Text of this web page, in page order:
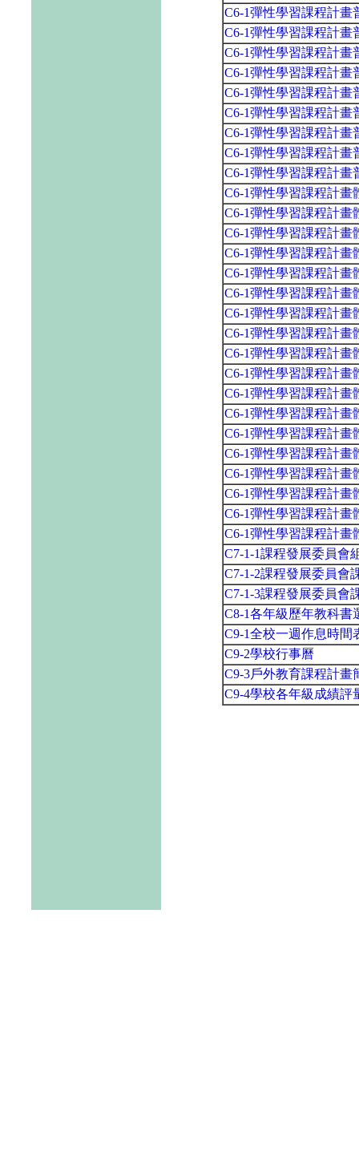
C6-1彈性學習課程計畫
C6-1彈性學習課程計畫
C6-1彈性學習課程計畫
C6-1彈性學習課程計畫
C6-1彈性學習課程計畫
C6-1彈性學習課程計畫
C6-1彈性學習課程計畫
C6-1彈性學習課程計畫
C6-1彈性學習課程計畫
C6-1彈性學習課程計畫
C6-1彈性學習課程計畫
C6-1彈性學習課程計畫
C6-1彈性學習課程計畫
C6-1彈性學習課程計畫
C6-1彈性學習課程計畫
C6-1彈性學習課程計畫
C6-1彈性學習課程計畫
C6-1彈性學習課程計畫
C6-1彈性學習課程計畫
C6-1彈性學習課程計畫
C6-1彈性學習課程計畫
C6-1彈性學習課程計畫
C6-1彈性學習課程計畫
C6-1彈性學習課程計畫
C6-1彈性學習課程計畫
C6-1彈性學習課程計畫
C6-1彈性學習課程計畫
C7-1-1課程發展委員會
C7-1-2課程發展委員會
C7-1-3課程發展委員會
C8-1各年級歷年教科書
C9-1全校一週作息時間
C9-2學校行事曆
C9-3戶外教育課程計畫
C9-4學校各年級成績評